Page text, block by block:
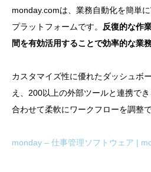
monday.comは、業務自動化を簡単
プラットフォームです。 反復的な作
間を有効活用することで効率的な業
カスタマイズ性に優れたダッシュボ
え、200以上の外部ツールと連携で
合わせて柔軟にワークフローを調整で
monday – 仕事管理ソフトウェア |